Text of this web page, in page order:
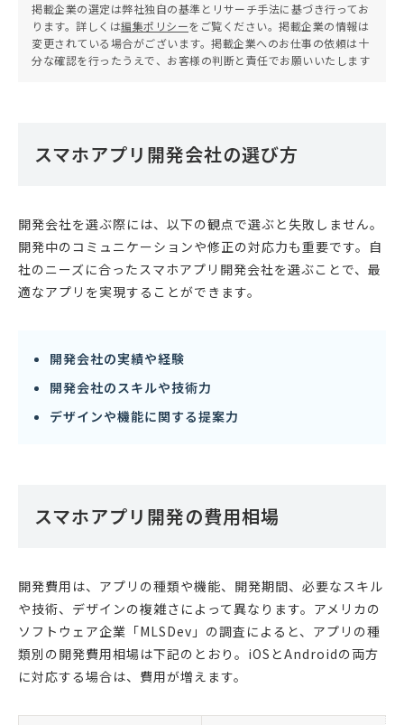
掲載企業の選定は弊社独自の基準とリサーチ手法に基づき行ってお
ります。詳しくは編集ポリシーをご覧ください。掲載企業の情報は
変更されている場合がございます。掲載企業へのお仕事の依頼は十
分な確認を行ったうえで、お客様の判断と責任でお願いいたします
スマホアプリ開発会社の選び方
開発会社を選ぶ際には、以下の観点で選ぶと失敗しません。
開発中のコミュニケーションや修正の対応力も重要です。自
社のニーズに合ったスマホアプリ開発会社を選ぶことで、最
適なアプリを実現することができます。
開発会社の実績や経験
開発会社のスキルや技術力
デザインや機能に関する提案力
スマホアプリ開発の費用相場
開発費用は、アプリの種類や機能、開発期間、必要なスキル
や技術、デザインの複雑さによって異なります。アメリカの
ソフトウェア企業「MLSDev」の調査によると、アプリの種
類別の開発費用相場は下記のとおり。iOSとAndroidの両方
に対応する場合は、費用が増えます。